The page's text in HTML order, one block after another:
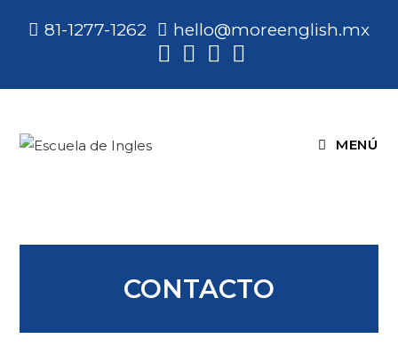
81-1277-1262 hello@moreenglish.mx
MENÚ
CONTACTO